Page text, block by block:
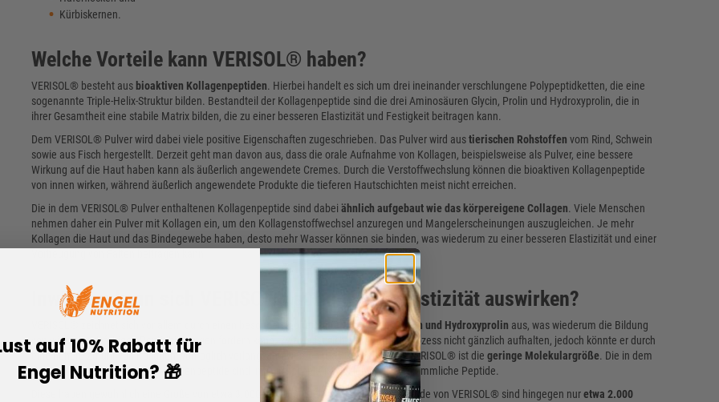
Kürbiskernen.
Welche Vorteile kann VERISOL® haben?
VERISOL® besteht aus bioaktiven Kollagenpeptiden. Hierbei handelt es sich um drei ineinander verschlungene Polypeptidketten, die eine
sogenannte Triple-Helix-Struktur bilden. Bestandteil der Kollagenpeptide sind die drei Aminosäuren Glycin, Prolin und Hydroxyprolin, die in
ihrer Gesamtheit eine stabile Matrix bilden, die zu einer besseren Elastizität und Festigkeit beitragen kann.
Dem VERISOL® Pulver wird dabei viele positive Eigenschaften zugeschrieben. Das Pulver wird austierischen Rohstoffen vom Rind, Schwein
sowie aus Fisch hergestellt. Derzeit geht man davon aus, dass die orale Aufnahme von Kollagen, beispielsweise als Pulver, eine bessere
Wirkung auf die Haut haben kann als äußerlich angewendete Cremes. Durch die Verstoffwechslung können die bioaktiven Kollagenpeptide
von innen wirken, während äußerlich angewendete Produkte die tieferen Hautschichten meist nicht erreichen.
Die in dem VERISOL® Pulver enthaltenen Kollagenpeptide sind dabei ähnlich aufgebaut wie das körpereigene Collagen. Viele Menschen
nehmen daher ein Pulver mit Kollagen ein, um den Kollagenstoffwechsel anzuregen und Mangelerscheinungen auszugleichen. Je mehr
Kollagen die Haut und das Bindegewebe haben, desto mehr Wasser können sie binden, was wiederum zu einer besseren Elastizität und einer
Inwiefern kann sich VERISOL® auf die Hautelastizität auswirken?
VERISOL® zeichnet sich vor allem durch einen besonders hohen Anteil an Prolin, Glycin und Hydroxyprolin aus, was wiederum die Bildung
von widerstandsfähigen Peptidbindungen fördern kann. Zwar lässt sich der Alterungsprozess nicht gänzlich aufhalten, jedoch könnte er durch
eine höhere Zufuhr von Kollagen womöglich verlangsamt werden. Das Besondere an VERISOL® ist die geringe Molekulargröße. Die in dem
Kollagenpulver enthaltenen Kollagenpeptide sind im Durchschnitt noch kleiner als herkömmliche Peptide.
Diese haben gewöhnlich eine Größe von etwa 3.000 bis 5.000 Dalton. Die Kollagenpeptide von VERISOL® sind hingegen nuretwa 2.000
auf 10% Rabatt für
Engel Nutrition? 🎁